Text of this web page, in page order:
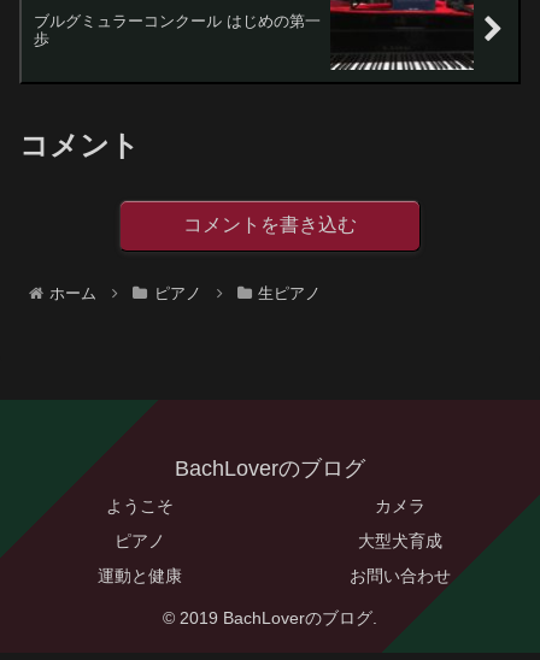
ブルグミュラーコンクール はじめの第一
歩
コメント
コメントを書き込む
ホーム ピアノ 生ピアノ
BachLoverのブログ
ようこそ
カメラ
ピアノ
大型犬育成
運動と健康
お問い合わせ
© 2019 BachLoverのブログ.